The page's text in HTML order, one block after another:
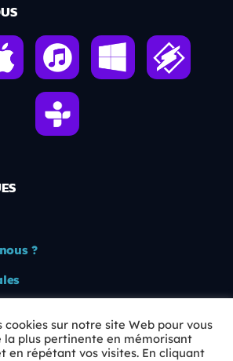
?
cookies sur notre site Web pour vous
plus pertinente en mémorisant
en répétant vos visites. En cliquant